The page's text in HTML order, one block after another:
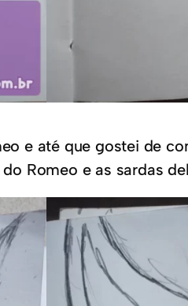
e até que gostei de
Romeo e as sardas